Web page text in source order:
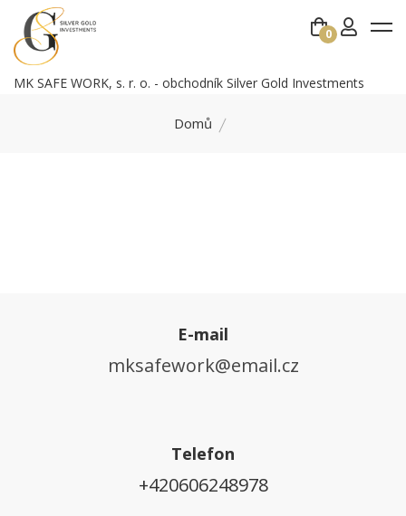
0
MK SAFE WORK, s. r. o. - obchodník Silver Gold Investments
Domů
E-mail
mksafework@email.cz
Telefon
+420606248978